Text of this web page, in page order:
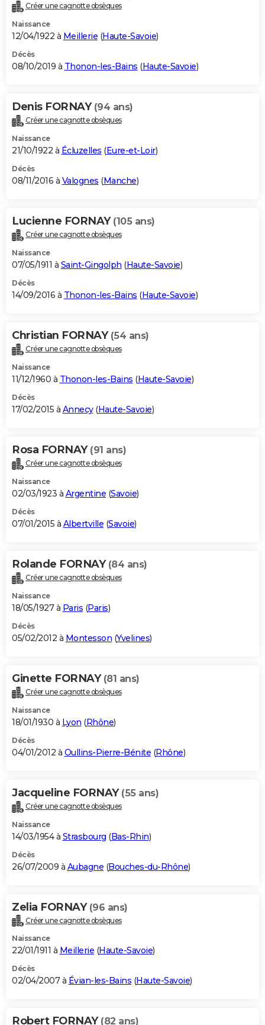
Créer une cagnotte obsèques
Naissance
12/04/1922 à Meillerie (Haute-Savoie)
Décès
08/10/2019 à Thonon-les-Bains (Haute-Savoie)
Denis FORNAY (94 ans)
Créer une cagnotte obsèques
Naissance
21/10/1922 à Écluzelles (Eure-et-Loir)
Décès
08/11/2016 à Valognes (Manche)
Lucienne FORNAY (105 ans)
Créer une cagnotte obsèques
Naissance
07/05/1911 à Saint-Gingolph (Haute-Savoie)
Décès
14/09/2016 à Thonon-les-Bains (Haute-Savoie)
Christian FORNAY (54 ans)
Créer une cagnotte obsèques
Naissance
11/12/1960 à Thonon-les-Bains (Haute-Savoie)
Décès
17/02/2015 à Annecy(Haute-Savoie)
Rosa FORNAY (91 ans)
Créer une cagnotte obsèques
Naissance
02/03/1923 à Argentine (Savoie)
Décès
07/01/2015 à Albertville (Savoie)
Rolande FORNAY (84 ans)
Créer une cagnotte obsèques
Naissance
18/05/1927 à Paris (Paris)
Décès
05/02/2012 à Montesson (Yvelines)
Ginette FORNAY (81 ans)
Créer une cagnotte obsèques
Naissance
18/01/1930 à Lyon (Rhône)
Décès
04/01/2012 à Oullins-Pierre-Bénite (Rhône)
Jacqueline FORNAY (55 ans)
Créer une cagnotte obsèques
Naissance
14/03/1954 à Strasbourg (Bas-Rhin)
Décès
26/07/2009 à Aubagne (Bouches-du-Rhône)
Zelia FORNAY (96 ans)
Créer une cagnotte obsèques
Naissance
22/01/1911 à Meillerie (Haute-Savoie)
Décès
02/04/2007 à Évian-les-Bains (Haute-Savoie)
Robert FORNAY (82 ans)